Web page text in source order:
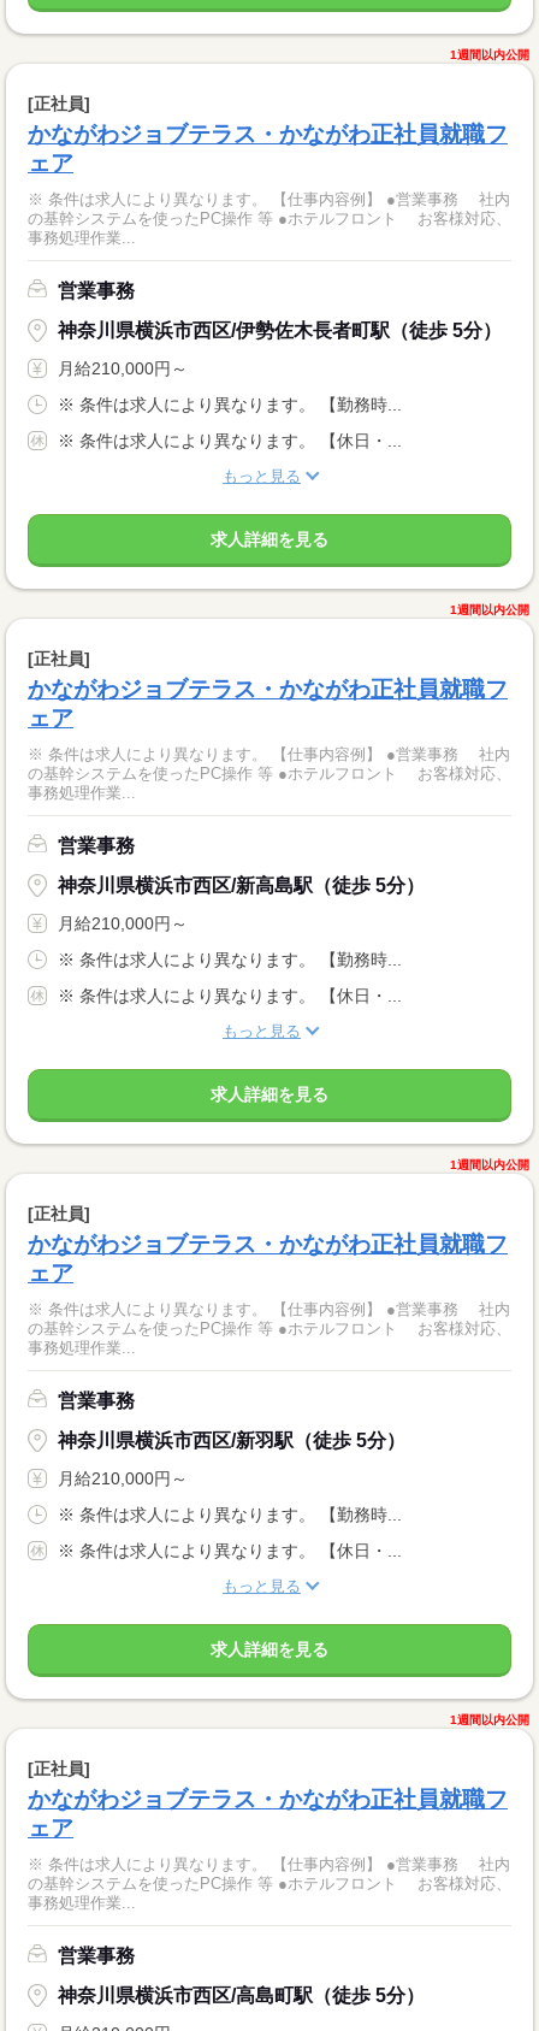
1週間以内公開
[正社員]
かながわジョブテラス・かながわ正社員就職フ
ェア
※ 条件は求人により異なります。 【仕事内容例】 ●営業事務 社内
の基幹システムを使ったPC操作 等 ●ホテルフロント お客様対応、
事務処理作業...
営業事務
神奈川県横浜市西区/伊勢佐木長者町駅（徒歩 5分）
月給210,000円～
※ 条件は求人により異なります。 【勤務時...
※ 条件は求人により異なります。 【休日・...
もっと見る
求人詳細を見る
1週間以内公開
[正社員]
かながわジョブテラス・かながわ正社員就職フ
ェア
※ 条件は求人により異なります。 【仕事内容例】 ●営業事務 社内
の基幹システムを使ったPC操作 等 ●ホテルフロント お客様対応、
事務処理作業...
営業事務
神奈川県横浜市西区/新高島駅（徒歩 5分）
月給210,000円～
※ 条件は求人により異なります。 【勤務時...
※ 条件は求人により異なります。 【休日・...
もっと見る
求人詳細を見る
1週間以内公開
[正社員]
かながわジョブテラス・かながわ正社員就職フ
ェア
※ 条件は求人により異なります。 【仕事内容例】 ●営業事務 社内
の基幹システムを使ったPC操作 等 ●ホテルフロント お客様対応、
事務処理作業...
営業事務
神奈川県横浜市西区/新羽駅（徒歩 5分）
月給210,000円～
※ 条件は求人により異なります。 【勤務時...
※ 条件は求人により異なります。 【休日・...
もっと見る
求人詳細を見る
1週間以内公開
[正社員]
かながわジョブテラス・かながわ正社員就職フ
ェア
※ 条件は求人により異なります。 【仕事内容例】 ●営業事務 社内
の基幹システムを使ったPC操作 等 ●ホテルフロント お客様対応、
事務処理作業...
営業事務
神奈川県横浜市西区/高島町駅（徒歩 5分）